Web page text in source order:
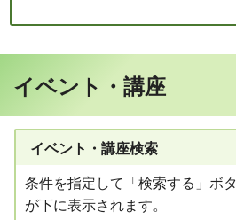
イベント・講座
イベント・講座検索
条件を指定して「検索する」ボ
が下に表示されます。